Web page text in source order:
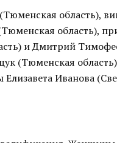
область),
область),
и Дмитрий
(Тюменская
Иванова